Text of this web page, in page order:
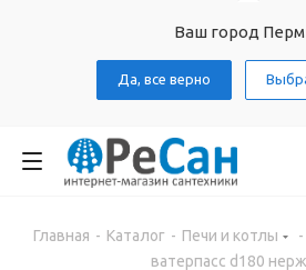
Ваш город
Да, все верно
Главная - Каталог - Печи и котлы -
ватерпасс d180